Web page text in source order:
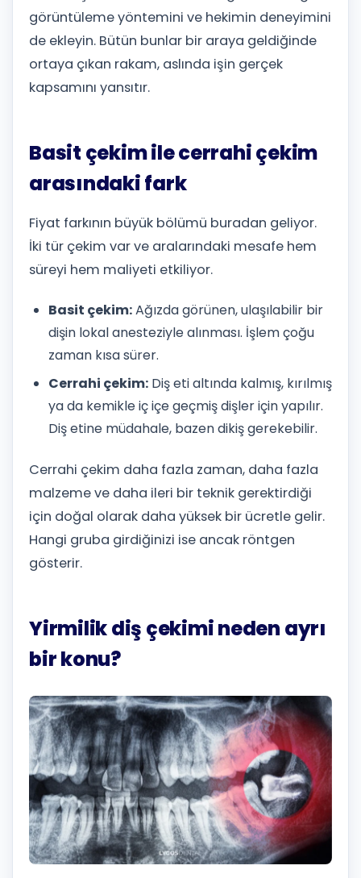
görüntüleme yöntemini ve hekimin deneyimini
de ekleyin. Bütün bunlar bir araya geldiğinde
ortaya çıkan rakam, aslında işin gerçek
kapsamını yansıtır.
Basit çekim ile cerrahi çekim
arasındaki fark
Fiyat farkının büyük bölümü buradan geliyor.
İki tür çekim var ve aralarındaki mesafe hem
süreyi hem maliyeti etkiliyor.
Basit çekim:Ağızda görünen, ulaşılabilir bir
dişin lokal anesteziyle alınması. İşlem çoğu
zaman kısa sürer.
Cerrahi çekim: Diş eti altında kalmış, kırılmış
ya da kemikle iç içe geçmiş dişler için yapılır.
Diş etine müdahale, bazen dikiş gerekebilir.
Cerrahi çekim daha fazla zaman, daha fazla
malzeme ve daha ileri bir teknik gerektirdiği
için doğal olarak daha yüksek bir ücretle gelir.
Hangi gruba girdiğinizi ise ancak röntgen
gösterir.
Yirmilik diş çekimi neden ayrı
bir konu?